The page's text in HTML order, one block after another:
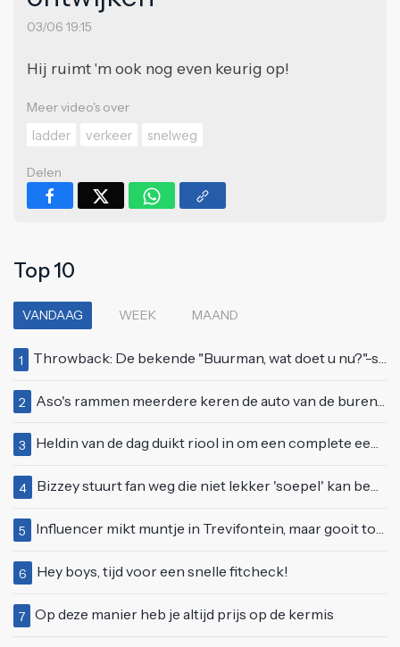
03/06 19:15
Hij ruimt 'm ook nog even keurig op!
Meer video's over
ladder
verkeer snelweg
Delen
Top 10
VANDAAG WEEK MAAND
1 Throwback: De bekende "Buurman, wat doet u nu?"-scène uit Flodder met Tatjana Šimić
2 Aso's rammen meerdere keren de auto van de buren, maar doen alsof er niets gebeurd is
3 Heldin van de dag duikt riool in om een complete eendenfamilie te redden
4 Bizzey stuurt fan weg die niet lekker 'soepel' kan bewegen op podium
5 Influencer mikt muntje in Trevifontein, maar gooit toerist bijna knock-out
6 Hey boys, tijd voor een snelle fitcheck!
7 Op deze manier heb je altijd prijs op de kermis